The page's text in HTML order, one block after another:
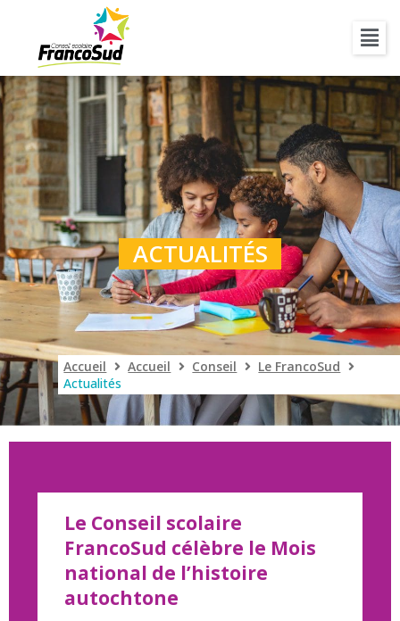
ACTUALITÉS
Accueil Accueil Conseil
Le FrancoSud
Actualités
Le Conseil scolaire
FrancoSud célèbre le Mois
national de l’histoire
autochtone